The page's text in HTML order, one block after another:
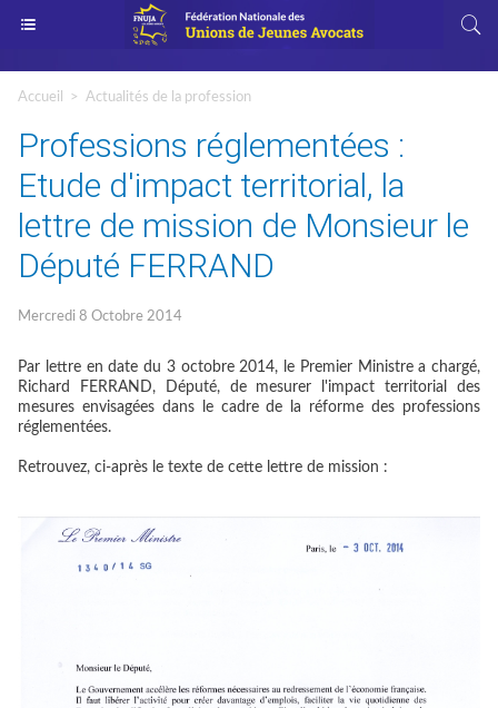
Accueil > Actualités de la profession
Professions réglementées :
Etude d'impact territorial, la
lettre de mission de Monsieur le
Député FERRAND
Mercredi 8 Octobre 2014
Par lettre en date du 3 octobre 2014, le Premier Ministre a chargé,
Richard FERRAND, Député, de mesurer l'impact territorial des
mesures envisagées dans le cadre de la réforme des professions
réglementées.
Retrouvez, ci-après le texte de cette lettre de mission :